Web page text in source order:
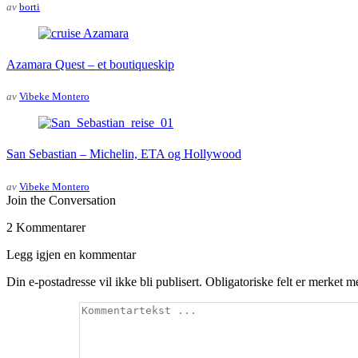
av borti
Azamara Quest – et boutiqueskip
av Vibeke Montero
San Sebastian – Michelin, ETA og Hollywood
av Vibeke Montero
Join the Conversation
2 Kommentarer
Legg igjen en kommentar
Din e-postadresse vil ikke bli publisert. Obligatoriske felt er merket